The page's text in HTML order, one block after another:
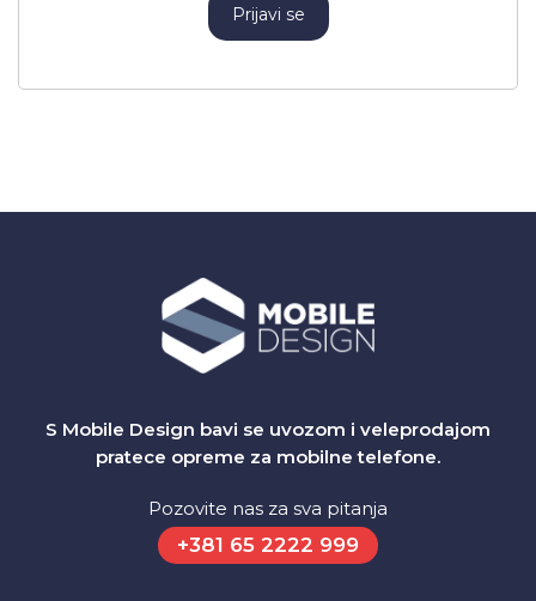
Prijavi se
S Mobile Design bavi se uvozom i veleprodajom
pratece opreme za mobilne telefone.
Pozovite nas za sva pitanja
+381 65 2222 999